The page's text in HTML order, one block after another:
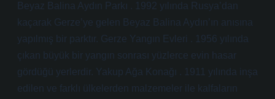
Beyaz Balina Aydın Parkı . 1992 yılında Rusya’dan
kaçarak Gerze’ye gelen Beyaz Balina Aydın’ın anısına
yapılmış bir parktır. Gerze Yangın Evleri . 1956 yılında
çıkan büyük bir yangın sonrası yüzlerce evin hasar
gördüğü yerlerdir. Yakup Ağa Konağı . 1911 yılında inşa
edilen ve farklı ülkelerden malzemeler ile kalfaların